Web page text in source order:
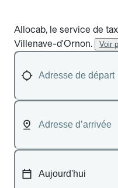
Allocab, le service de
Villenave-d'Ornon.
Voir